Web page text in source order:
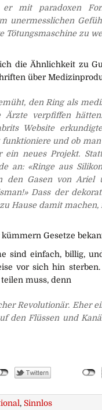
er mit paradoxen
unermesslichen
Tötungsmaschine zu
die Ähnlichkeit zu
über
den Ring als
Ärzte verpfiffen
Website
und ob
ein neues Projekt.
an: «Ringe aus
den Gasen von
Dass der
Hause damit machen,
Gesetze
sind einfach, billig,
vor sich hin
muss, denn
Revolutionär. Eher
den Flüssen und
, Sinnlos